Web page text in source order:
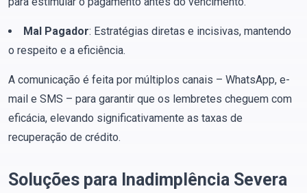
Mal Pagador: Estratégias diretas e incisivas, mantendo
o respeito e a eficiência.
A comunicação é feita por múltiplos canais – WhatsApp, e-
mail e SMS – para garantir que os lembretes cheguem com
eficácia, elevando significativamente as taxas de
recuperação de crédito.
Soluções para Inadimplência Severa